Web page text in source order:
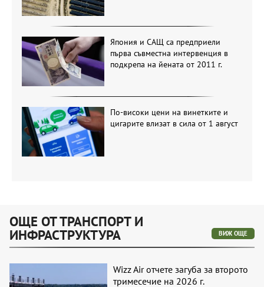
Япония и САЩ са предприели
първа съвместна интервенция в
подкрепа на йената от 2011 г.
По-високи цени на винетките и
цигарите влизат в сила от 1 август
ОЩЕ ОТ ТРАНСПОРТ И
ИНФРАСТРУКТУРА ВИЖ ОЩЕ
Wizz Air отчете загуба за второто
тримесечие на 2026 г.